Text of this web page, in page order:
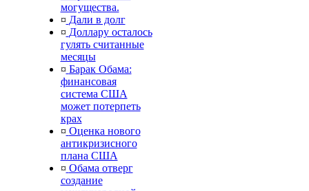
могущества.
¤ Дали в долг
¤ Доллару осталось
гулять считанные
месяцы
¤ Барак Обама:
финансовая
система США
может потерпеть
крах
¤ Оценка нового
антикризисного
плана США
¤ Обама отверг
создание